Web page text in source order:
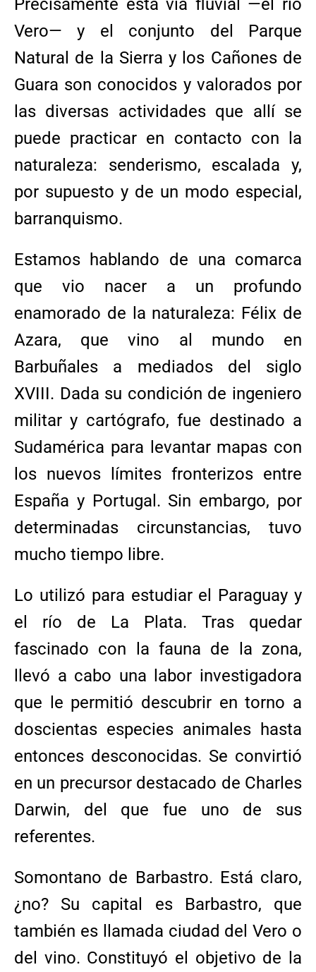
Precisamente esta vía fluvial —el río
Vero— y el conjunto del Parque
Natural de la Sierra y los Cañones de
Guara son conocidos y valorados por
las diversas actividades que allí se
puede practicar en contacto con la
naturaleza: senderismo, escalada y,
por supuesto y de un modo especial,
barranquismo.
Estamos hablando de una comarca
que vio nacer a un profundo
enamorado de la naturaleza: Félix de
Azara, que vino al mundo en
Barbuñales a mediados del siglo
XVIII. Dada su condición de ingeniero
militar y cartógrafo, fue destinado a
Sudamérica para levantar mapas con
los nuevos límites fronterizos entre
España y Portugal. Sin embargo, por
determinadas circunstancias, tuvo
mucho tiempo libre.
Lo utilizó para estudiar el Paraguay y
el río de La Plata. Tras quedar
fascinado con la fauna de la zona,
llevó a cabo una labor investigadora
que le permitió descubrir en torno a
doscientas especies animales hasta
entonces desconocidas. Se convirtió
en un precursor destacado de Charles
Darwin, del que fue uno de sus
referentes.
Somontano de Barbastro. Está claro,
¿no? Su capital es Barbastro, que
también es llamada ciudad del Vero o
del vino. Constituyó el objetivo de la